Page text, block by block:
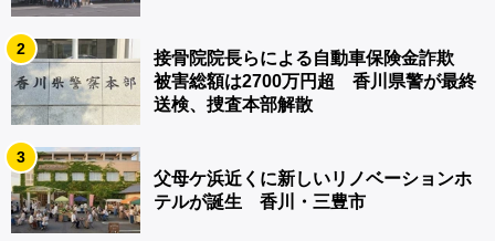
2
接骨院院長らによる自動車保険金詐欺
被害総額は2700万円超 香川県警が最終
送検、捜査本部解散
3
父母ケ浜近くに新しいリノベーションホ
テルが誕生 香川・三豊市